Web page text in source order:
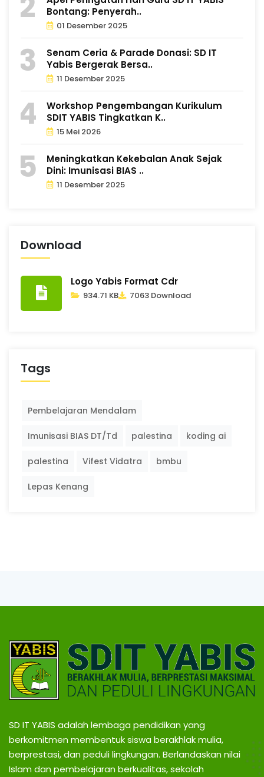
Bontang: Penyerah..
01 Desember 2025
Senam Ceria & Parade Donasi: SD IT
Yabis Bergerak Bersa..
11 Desember 2025
Workshop Pengembangan Kurikulum
SDIT YABIS Tingkatkan K..
15 Mei 2026
Meningkatkan Kekebalan Anak Sejak
Dini: Imunisasi BIAS ..
11 Desember 2025
Download
Logo Yabis Format Cdr
934.71 KB 7063 Download
Tags
Pembelajaran Mendalam
Imunisasi BIAS DT/Td palestina koding ai
palestina Vifest Vidatra bmbu
Lepas Kenang
SD IT YABIS adalah lembaga pendidikan yang
berkomitmen membentuk siswa berakhlak mulia,
berprestasi, dan peduli lingkungan. Berlandaskan nilai
Islam dan pembelajaran berkualitas, sekolah